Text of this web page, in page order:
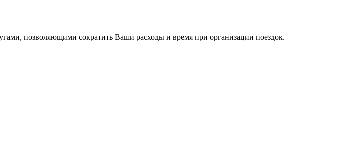
позволяющими сократить Ваши расходы и время при организации поездок.